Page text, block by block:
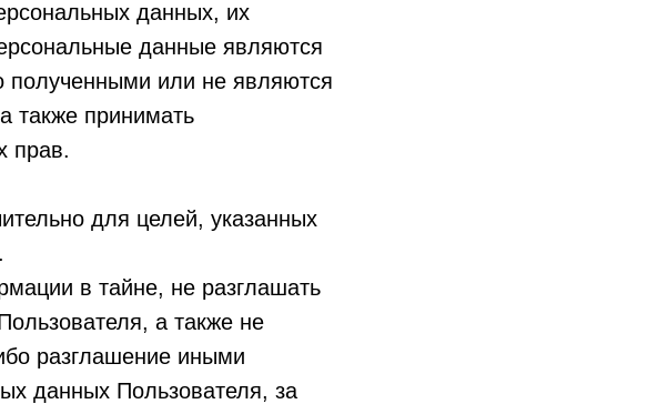
данных, их
данные являются
полученными или не являются
также принимать
прав.
для целей, указанных
в тайне, не разглашать
а также не
разглашение иными
данных Пользователя, за